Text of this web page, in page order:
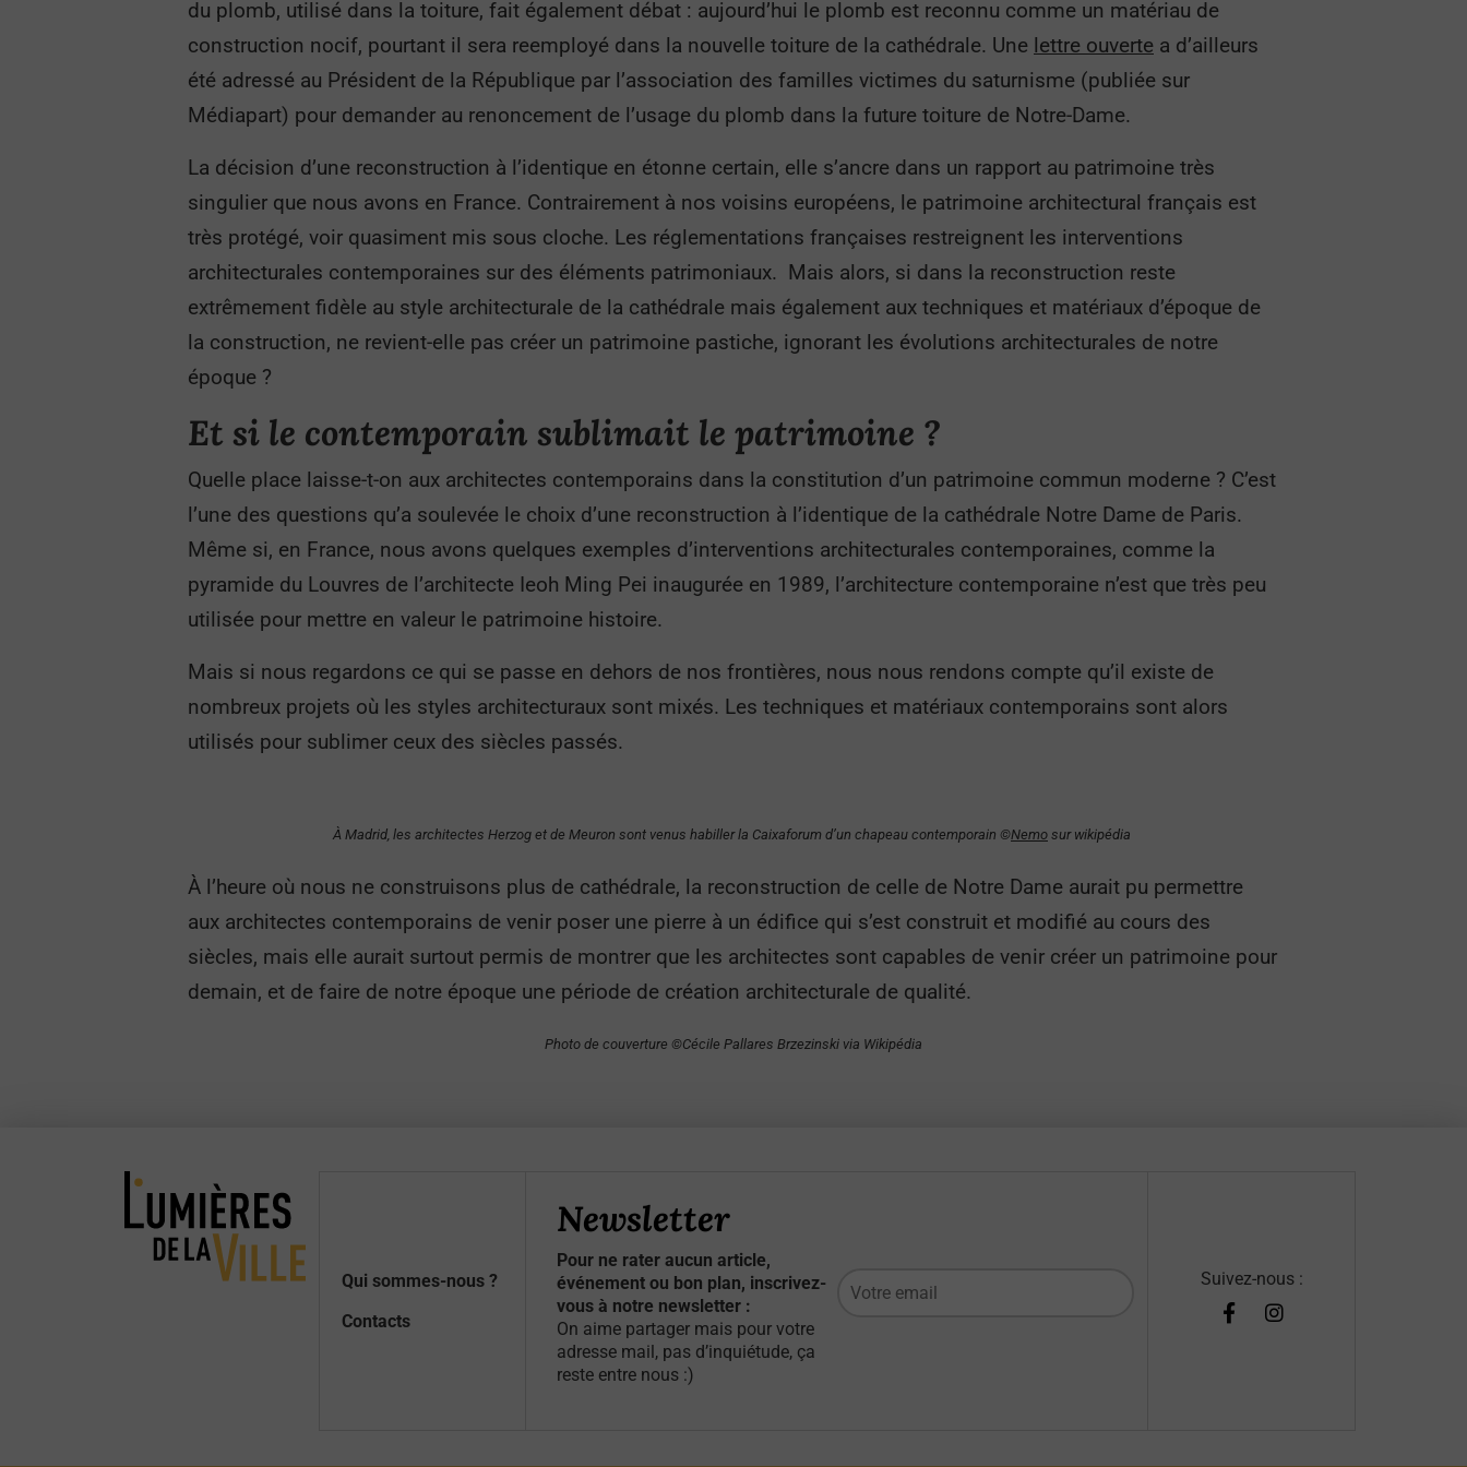
du plomb, utilisé dans la toiture, fait également débat : aujourd’hui le plomb est reconnu comme un matériau de
construction nocif, pourtant il sera reemployé dans la nouvelle toiture de la cathédrale. Une lettre ouverte a d’ailleurs
été adressé au Président de la République par l’association des familles victimes du saturnisme (publiée sur
Médiapart) pour demander au renoncement de l’usage du plomb dans la future toiture de Notre-Dame.
La décision d’une reconstruction à l’identique en étonne certain, elle s’ancre dans un rapport au patrimoine très
singulier que nous avons en France. Contrairement à nos voisins européens, le patrimoine architectural français est
très protégé, voir quasiment mis sous cloche. Les réglementations françaises restreignent les interventions
architecturales contemporaines sur des éléments patrimoniaux. Mais alors, si dans la reconstruction reste
extrêmement fidèle au style architecturale de la cathédrale mais également aux techniques et matériaux d’époque de
la construction, ne revient-elle pas créer un patrimoine pastiche, ignorant les évolutions architecturales de notre
époque ?
Et si le contemporain sublimait le patrimoine ?
Quelle place laisse-t-on aux architectes contemporains dans la constitution d’un patrimoine commun moderne ? C’est
l’une des questions qu’a soulevée le choix d’une reconstruction à l’identique de la cathédrale Notre Dame de Paris.
Même si, en France, nous avons quelques exemples d’interventions architecturales contemporaines, comme la
pyramide du Louvres de l’architecte Ieoh Ming Pei inaugurée en 1989, l’architecture contemporaine n’est que très peu
utilisée pour mettre en valeur le patrimoine histoire.
Mais si nous regardons ce qui se passe en dehors de nos frontières, nous nous rendons compte qu’il existe de
nombreux projets où les styles architecturaux sont mixés. Les techniques et matériaux contemporains sont alors
utilisés pour sublimer ceux des siècles passés.
À Madrid, les architectes Herzog et de Meuron sont venus habiller la Caixaforum d’un chapeau contemporain ©️Nemo sur wikipédia
À l’heure où nous ne construisons plus de cathédrale, la reconstruction de celle de Notre Dame aurait pu permettre
aux architectes contemporains de venir poser une pierre à un édifice qui s’est construit et modifié au cours des
siècles, mais elle aurait surtout permis de montrer que les architectes sont capables de venir créer un patrimoine pour
demain, et de faire de notre époque une période de création architecturale de qualité.
Photo de couverture ©Cécile Pallares Brzezinski via Wikipédia
Qui sommes-nous ?
Contacts
Newsletter
Pour ne rater aucun article,
événement ou bon plan, inscrivez-
vous à notre newsletter :
On aime partager mais pour votre
adresse mail, pas d’inquiétude, ça
reste entre nous :)
Suivez-nous :